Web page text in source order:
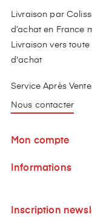
Livraison par
d’achat en France
Livraison vers
d'achat
Service Après
Nous contacter
Mon compte
Informations
Inscription